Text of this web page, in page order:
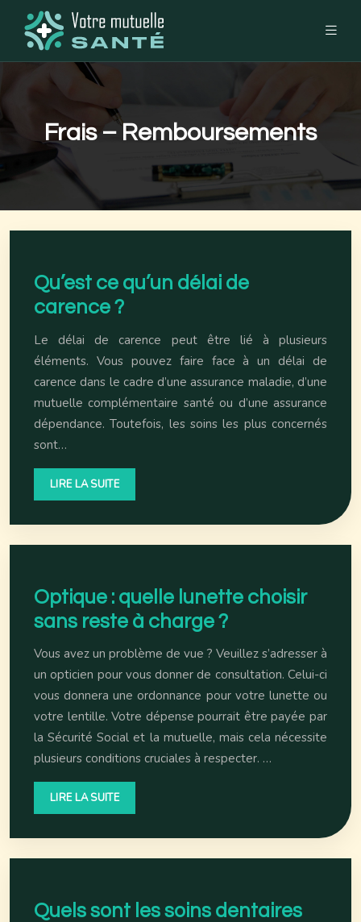
Frais – Remboursements
Qu’est ce qu’un délai de
carence ?
Le délai de carence peut être lié à plusieurs
éléments. Vous pouvez faire face à un délai de
carence dans le cadre d’une assurance maladie, d’une
mutuelle complémentaire santé ou d’une assurance
dépendance. Toutefois, les soins les plus concernés
sont…
LIRE LA SUITE
Optique : quelle lunette choisir
sans reste à charge ?
Vous avez un problème de vue ? Veuillez s’adresser à
un opticien pour vous donner de consultation. Celui-ci
vous donnera une ordonnance pour votre lunette ou
votre lentille. Votre dépense pourrait être payée par
la Sécurité Social et la mutuelle, mais cela nécessite
plusieurs conditions cruciales à respecter. …
LIRE LA SUITE
Quels sont les soins dentaires